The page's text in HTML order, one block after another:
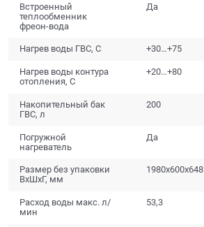
Встроенный
теплообменник
фреон-вода
Да
Нагрев воды ГВС, С +30…+75
Нагрев воды контура
отопления, С
+20…+80
Накопительный бак
ГВС, л
200
Погружной
нагреватель
Да
Размер без упаковки
ВхШхГ, мм
1980х600х648
Расход воды макс. л/
мин
53,3